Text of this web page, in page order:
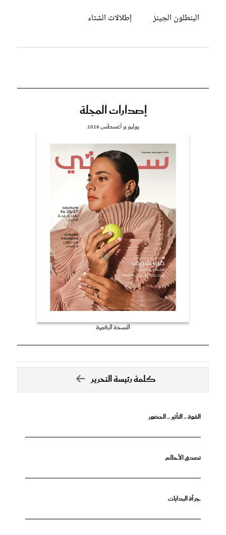
البنطلون الجينز
إطلالات الشتاء
إصدارات المجلة
يوليو و أغسطس 2026
النسخة الرقمية
كلمة رئيسة التحرير
القوة .. التأثير .. الحضور
تصدق الأحلام
جرأة البدايات